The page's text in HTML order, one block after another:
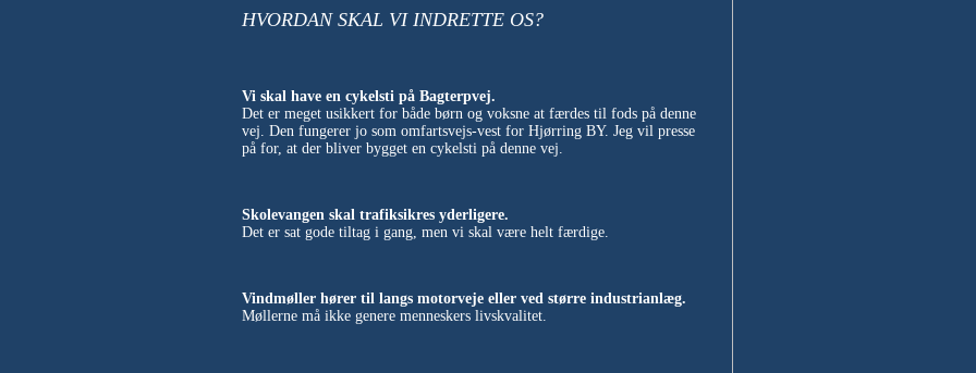
HVORDAN SKAL VI INDRETTE OS?
Vi skal have en cykelsti på Bagterpvej.
Det er meget usikkert for både børn og voksne at færdes til fods på denne
vej. Den fungerer jo som omfartsvejs-vest for Hjørring BY. Jeg vil presse
på for, at der bliver bygget en cykelsti på denne vej.
Skolevangen skal trafiksikres yderligere.
Det er sat gode tiltag i gang, men vi skal være helt færdige.
Vindmøller hører til langs motorveje eller ved større industrianlæg.
Møllerne må ikke genere menneskers livskvalitet.